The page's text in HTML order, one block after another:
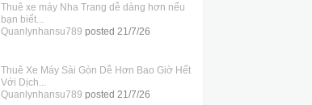
Thuê xe máy Nha Trang dễ dàng hơn nếu
bạn biết...
Quanlynhansu789 posted 21/7/26
Thuê Xe Máy Sài Gòn Dễ Hơn Bao Giờ Hết
Với Dịch...
Quanlynhansu789 posted 21/7/26